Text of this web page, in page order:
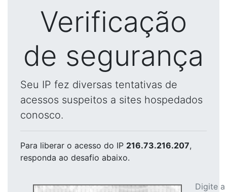
Verificação
de segurança
Seu IP fez diversas tentativas de
acessos suspeitos a sites hospedados
conosco.
Para liberar o acesso do IP 216.73.216.207,
responda ao desafio abaixo.
Digite